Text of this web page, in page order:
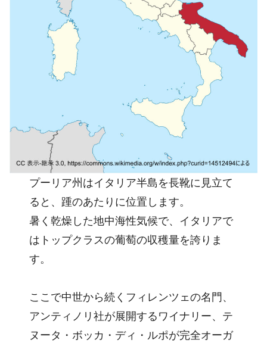
プーリア州はイタリア半島を長靴に見立て
ると、踵のあたりに位置します。
暑く乾燥した地中海性気候で、イタリアで
はトップクラスの葡萄の収穫量を誇りま
す。
ここで中世から続くフィレンツェの名門、
アンティノリ社が展開するワイナリー、テ
ヌータ・ボッカ・ディ・ルポが完全オーガ